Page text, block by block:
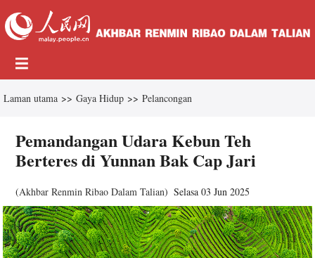
Laman utama >> Gaya Hidup >> Pelancongan
Pemandangan Udara Kebun Teh
Berteres di Yunnan Bak Cap Jari
(Akhbar Renmin Ribao Dalam Talian) Selasa 03 Jun 2025